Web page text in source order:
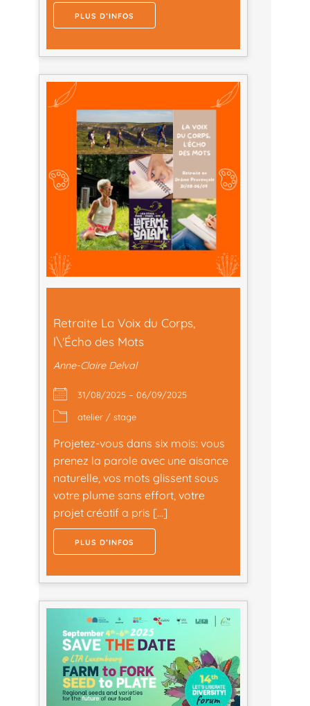
PLUS D’INFOS
Retraite La Voix du Corps,
l\'Écho des Mots
Anne-Claire Delval
31/08/2025 – 06/09/2025
atelier / stage
Projetez-vous dans six mois: vous
prenez la parole avec une aisance
naturelle, vos mots glissent sous
votre plume sans effort, votre
projet créatif a pris […]
PLUS D’INFOS